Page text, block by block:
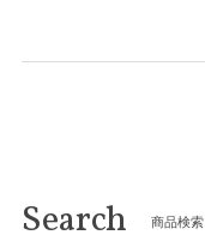
Search 商品検索